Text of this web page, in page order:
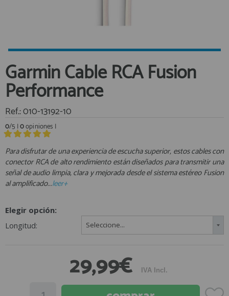
Libros
Mantenimiento y Limpieza
Motores
Navegacion
Neveras y Termos
Seguridad
Vela y Maniobra
Tiempo Libre
Submarinismo
INFORMACION
registro cliente
Área profesionales
Regístrate y aprovecha los descuentos y ventajas de ser
Únete ya a los mas de de 500 Profesionales de la Náutica
Garmin Cable RCA Fusion
Performance
Ref.: 010-13192-10
0/5 |0opiniones |
Para disfrutar de una experiencia de escucha superior, estos cables con
conector RCA de alto rendimiento están diseñados para transmitir una
señal de audio limpia, clara y mejorada desde el sistema estéreo Fusion
al amplificado...leer+
Elegir opción:
Longitud:
Seleccione...
29,99€ IVA Incl.